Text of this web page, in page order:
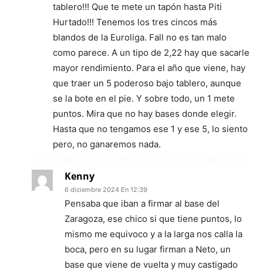
tablero!!! Que te mete un tapón hasta Piti
Hurtado!!! Tenemos los tres cincos más
blandos de la Euroliga. Fall no es tan malo
como parece. A un tipo de 2,22 hay que sacarle
mayor rendimiento. Para el año que viene, hay
que traer un 5 poderoso bajo tablero, aunque
se la bote en el pie. Y sobre todo, un 1 mete
puntos. Mira que no hay bases donde elegir.
Hasta que no tengamos ese 1 y ese 5, lo siento
pero, no ganaremos nada.
Kenny
6 diciembre 2024 En 12:39
Pensaba que iban a firmar al base del
Zaragoza, ese chico si que tiene puntos, lo
mismo me equivoco y a la larga nos calla la
boca, pero en su lugar firman a Neto, un
base que viene de vuelta y muy castigado